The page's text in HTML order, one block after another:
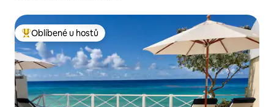
Nejlepší v kategorii Oblíbené u hostů
Oblíbené u hostů